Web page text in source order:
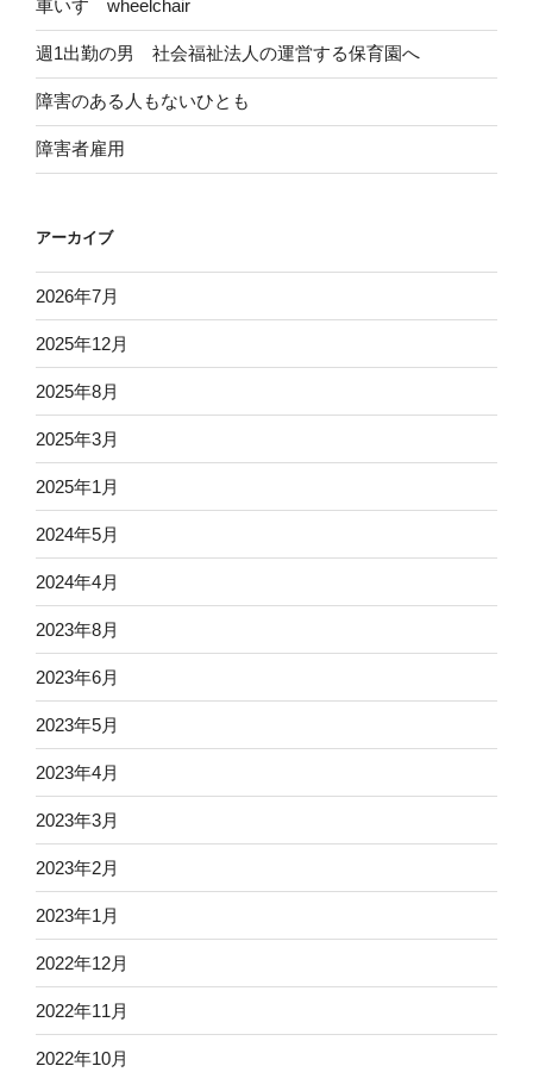
車いす wheelchair
週1出勤の男 社会福祉法人の運営する保育園へ
障害のある人もないひとも
障害者雇用
アーカイブ
2026年7月
2025年12月
2025年8月
2025年3月
2025年1月
2024年5月
2024年4月
2023年8月
2023年6月
2023年5月
2023年4月
2023年3月
2023年2月
2023年1月
2022年12月
2022年11月
2022年10月